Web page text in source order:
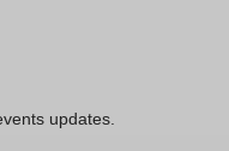
updates.